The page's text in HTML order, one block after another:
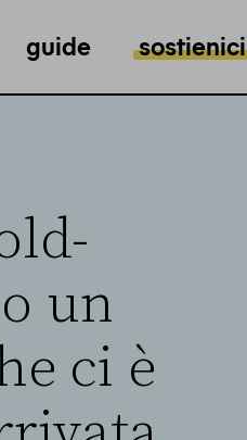
guide sostienici
un
ci è